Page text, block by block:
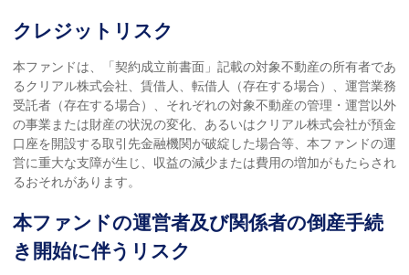
クレジットリスク
本ファンドは、「契約成立前書面」記載の対象不動産の所有者であ
るクリアル株式会社、賃借人、転借人（存在する場合）、運営業務
受託者（存在する場合）、それぞれの対象不動産の管理・運営以外
の事業または財産の状況の変化、あるいはクリアル株式会社が預金
口座を開設する取引先金融機関が破綻した場合等、本ファンドの運
営に重大な支障が生じ、収益の減少または費用の増加がもたらされ
るおそれがあります。
本ファンドの運営者及び関係者の倒産手続
き開始に伴うリスク